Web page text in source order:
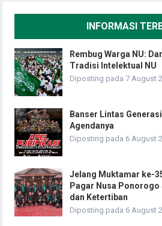
INFORMASI
Rembug Warga NU:
Tradisi Intelektual NU
Diposting pada 7 August
Banser Lintas
Agendanya
Diposting pada 6 August
Jelang Muktamar ke-
Pagar Nusa Ponorogo
dan Ketertiban
Diposting pada 6 August